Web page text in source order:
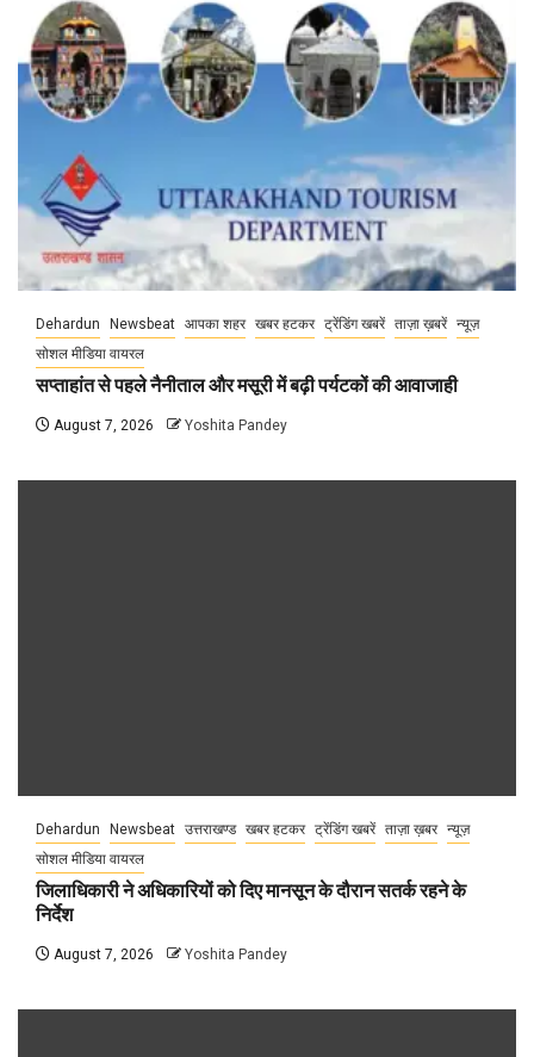
Dehardun Newsbeat आपका शहर खबर हटकर ट्रेंडिंग खबरें ताज़ा ख़बरें न्यूज़
सोशल मीडिया वायरल
सप्ताहांत से पहले नैनीताल और मसूरी में बढ़ी पर्यटकों की आवाजाही
August 7, 2026 Yoshita Pandey
Dehardun Newsbeat उत्तराखण्ड खबर हटकर ट्रेंडिंग खबरें ताज़ा ख़बर न्यूज़
सोशल मीडिया वायरल
जिलाधिकारी ने अधिकारियों को दिए मानसून के दौरान सतर्क रहने के
निर्देश
August 7, 2026 Yoshita Pandey